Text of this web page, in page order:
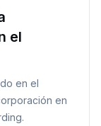
el
en el
en